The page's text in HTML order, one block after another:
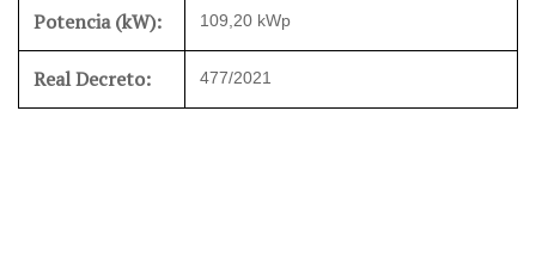
Potencia (kW): 109,20 kWp
Real Decreto: 477/2021